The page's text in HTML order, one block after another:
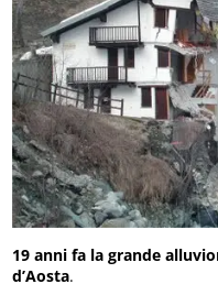
19 anni fa la grande
d’Aosta.